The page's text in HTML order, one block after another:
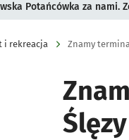
Potańcówka za nami.
i rekreacja Znamy
Ślęzy